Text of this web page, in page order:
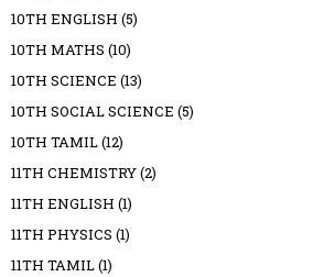
10TH ENGLISH (5)
10TH MATHS (10)
10TH SCIENCE (13)
10TH SOCIAL SCIENCE (5)
10TH TAMIL(12)
11TH CHEMISTRY(2)
11TH ENGLISH (1)
11TH PHYSICS (1)
11TH TAMIL(1)